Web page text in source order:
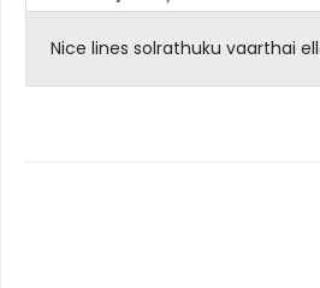
Nice lines solrathuku vaarthai